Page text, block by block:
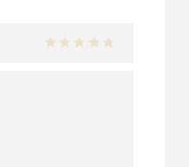
1 van de 5 sterren
2 van de 5 sterren
3 van de 5 sterren
4 van de 5 sterren